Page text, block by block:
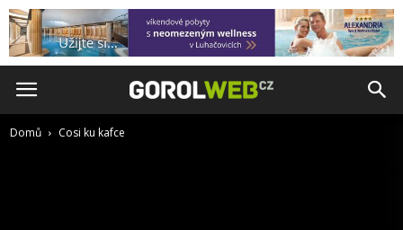
Domů Cosi ku kafce